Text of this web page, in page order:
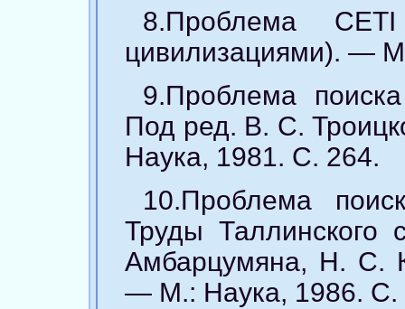
8.Проблема
цивилизациями). —
9.Проблема
Под ред. В. С.
Наука, 1981. С. 264.
10.Проблема
Труды
Амбарцумяна, Н. С.
— М.: Наука, 1986. С.